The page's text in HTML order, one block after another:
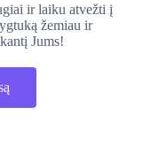
ir laiku atvežti į
žemiau ir
Jums!